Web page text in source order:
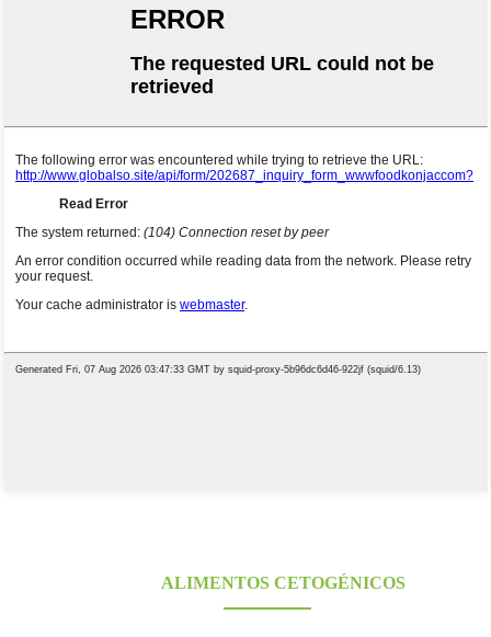
ALIMENTOS CETOGÉNICOS